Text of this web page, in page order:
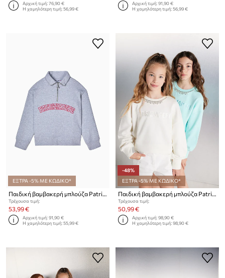
Αρχική τιμή:76,90 €
Η χαμηλότερη τιμή:56,99 €
Αρχική τιμή:91,90 €
Η χαμηλότερη τιμή:56,99 €
ΕΞΤΡΑ -5% ΜΕ ΚΩΔΙΚΟ*
Παιδική βαμβακερή μπλούζα Patrizia Pepe J315
Τρέχουσα τιμή:
53,99 €
Αρχική τιμή:91,90 €
Η χαμηλότερη τιμή:55,99 €
-48%
ΕΞΤΡΑ -5% ΜΕ ΚΩΔΙΚΟ*
Παιδική βαμβακερή μπλούζα Patrizia Pepe W146
Τρέχουσα τιμή:
50,99 €
Αρχική τιμή:98,90 €
Η χαμηλότερη τιμή:98,90 €